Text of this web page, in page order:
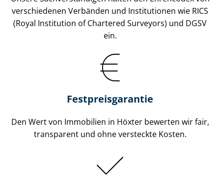
verschiedenen Verbänden und Institutionen wie RICS
(Royal Institution of Chartered Surveyors) und DGSV
ein.
Festpreis​garantie
Den Wert von Immobilien in Höxter bewerten wir fair,
transparent und ohne versteckte Kosten.